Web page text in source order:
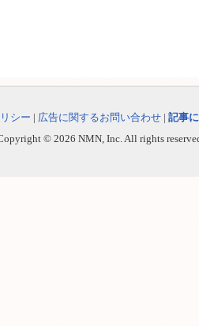
シー | 広告に関するお問い合わせ | 記事
© 2026 NMN, Inc. All rights